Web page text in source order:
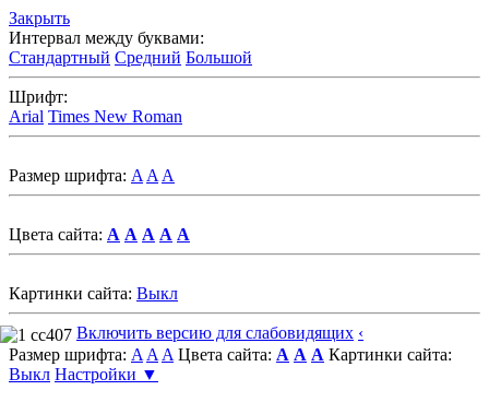
Закрыть
Интервал между буквами:
Стандартный Средний Большой
Шрифт:
Arial Times New Roman
Размер шрифта: A A A
Цвета сайта: A A A A A
Картинки сайта: Выкл
Включить версию для слабовидящих ‹
Размер шрифта: A A A Цвета сайта: A A A Картинки сайта:
Выкл Настройки ▼